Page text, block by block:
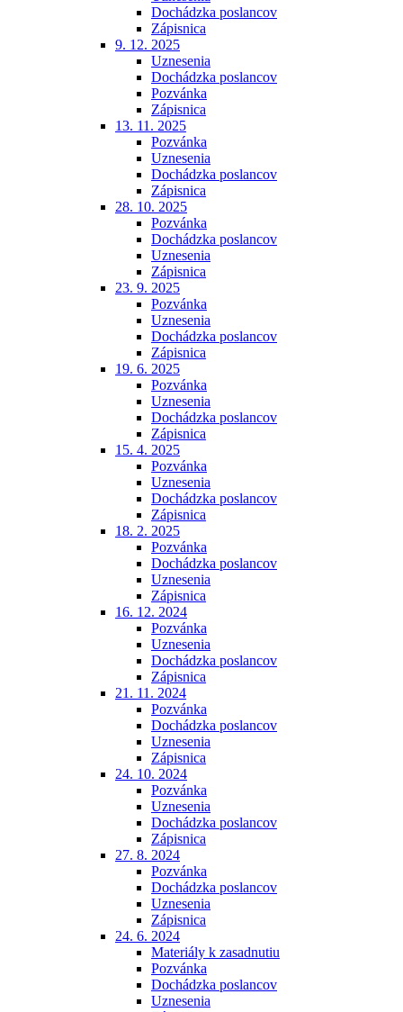
Dochádzka poslancov
Zápisnica
9. 12. 2025
Uznesenia
Dochádzka poslancov
Pozvánka
Zápisnica
13. 11. 2025
Pozvánka
Uznesenia
Dochádzka poslancov
Zápisnica
28. 10. 2025
Pozvánka
Dochádzka poslancov
Uznesenia
Zápisnica
23. 9. 2025
Pozvánka
Uznesenia
Dochádzka poslancov
Zápisnica
19. 6. 2025
Pozvánka
Uznesenia
Dochádzka poslancov
Zápisnica
15. 4. 2025
Pozvánka
Uznesenia
Dochádzka poslancov
Zápisnica
18. 2. 2025
Pozvánka
Dochádzka poslancov
Uznesenia
Zápisnica
16. 12. 2024
Pozvánka
Uznesenia
Dochádzka poslancov
Zápisnica
21. 11. 2024
Pozvánka
Dochádzka poslancov
Uznesenia
Zápisnica
24. 10. 2024
Pozvánka
Uznesenia
Dochádzka poslancov
Zápisnica
27. 8. 2024
Pozvánka
Dochádzka poslancov
Uznesenia
Zápisnica
24. 6. 2024
Materiály k zasadnutiu
Pozvánka
Dochádzka poslancov
Uznesenia